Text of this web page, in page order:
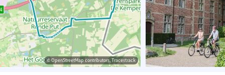
© OpenStreetMap contributors, Tracestrack